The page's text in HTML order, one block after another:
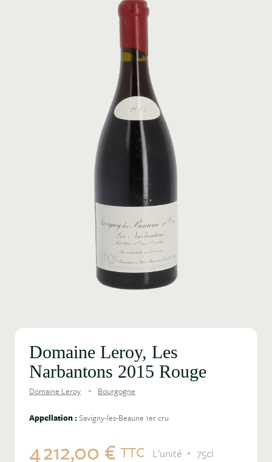
Domaine Leroy, Les
Narbantons 2015 Rouge
Domaine Leroy Bourgogne
Appellation :Savigny-les-Beaune 1er cru
4 212,00 € TTC L'unité 75cl